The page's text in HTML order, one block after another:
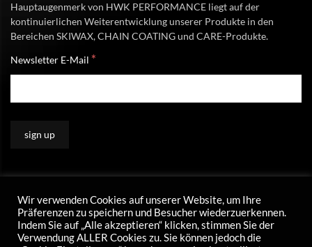
Hauptaugenmerk von HWK PERFORMANCE liegt auf der
kontinuierlichen Weiterentwicklung unserer Produkte in den
Bereichen SKIWAX, CHAIN COATING und CARE-Produkte.
Newsletter E-Mail *
Wir verwenden Cookies auf unserer Website, um Ihre
Präferenzen zu speichern und Besucher wiederzuerkennen.
Indem Sie auf „Alle akzeptieren“ klicken, stimmen Sie der
Verwendung ALLER Cookies zu. Sie können jedoch die